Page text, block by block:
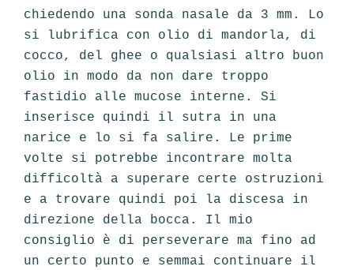
chiedendo una sonda nasale da 3 mm. Lo
si lubrifica con olio di mandorla, di
cocco, del ghee o qualsiasi altro buon
olio in modo da non dare troppo
fastidio alle mucose interne. Si
inserisce quindi il sutra in una
narice e lo si fa salire. Le prime
volte si potrebbe incontrare molta
difficoltà a superare certe ostruzioni
e a trovare quindi poi la discesa in
direzione della bocca. Il mio
consiglio è di perseverare ma fino ad
un certo punto e semmai continuare il